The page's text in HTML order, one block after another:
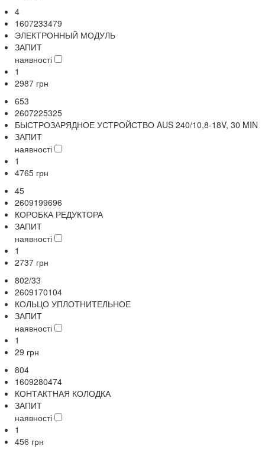
4
1607233479
ЭЛЕКТРОННЫЙ МОДУЛЬ
ЗАПИТ
наявності
1
2987 грн
653
2607225325
БЫСТРОЗАРЯДНОЕ УСТРОЙСТВО AUS 240/10,8-18V, 30 MIN
ЗАПИТ
наявності
1
4765 грн
45
2609199696
КОРОБКА РЕДУКТОРА
ЗАПИТ
наявності
1
2737 грн
802/33
2609170104
КОЛЬЦО УПЛОТНИТЕЛЬНОЕ
ЗАПИТ
наявності
1
29 грн
804
1609280474
КОНТАКТНАЯ КОЛОДКА
ЗАПИТ
наявності
1
456 грн